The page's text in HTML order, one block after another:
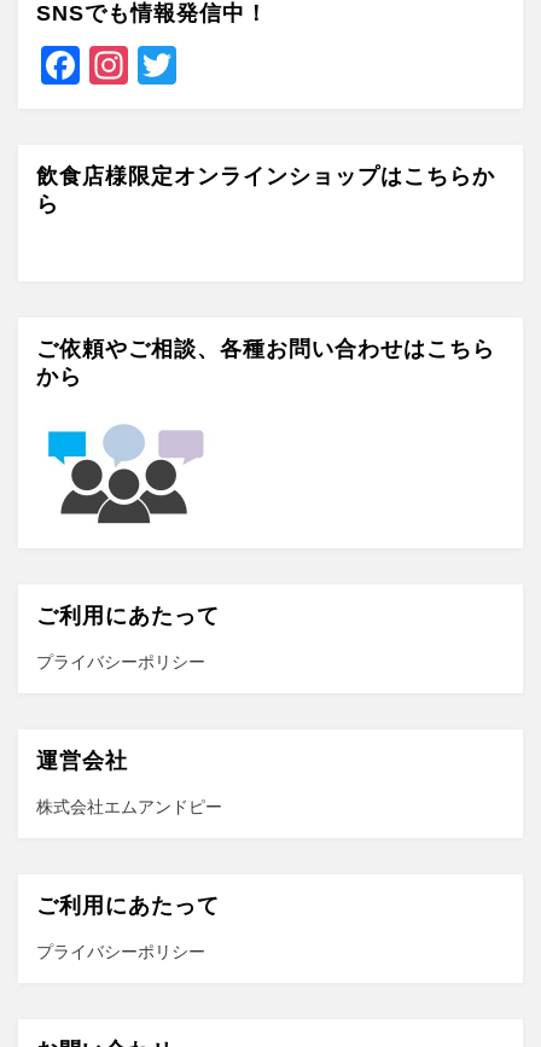
SNSでも情報発信中！
F
e
k
In
gr er
飲食店様限定オンラインショップはこちらか
ら
ご依頼やご相談、各種お問い合わせはこちら
から
ご利用にあたって
プライバシーポリシー
運営会社
株式会社エムアンドピー
ご利用にあたって
プライバシーポリシー